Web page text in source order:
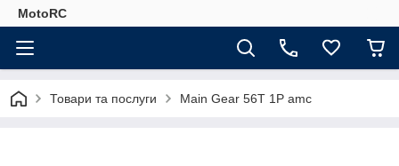
MotoRC
Товари та послуги Main Gear 56T 1P amc